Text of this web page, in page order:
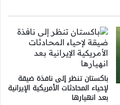
باكستان تنظر إلى نافذة ضيقة
لإحياء المحادثات الأمريكية الإيرانية
بعد انهيارها